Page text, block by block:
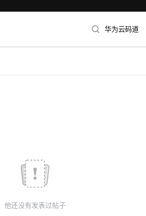
华为云码道
他还没有发表过帖子